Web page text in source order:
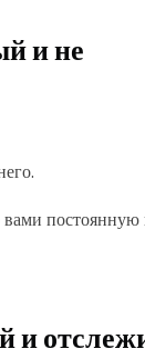
и не
постоянную
и